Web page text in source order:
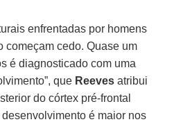
enfrentadas por homens
começam cedo. Quase um
é diagnosticado com uma
que Reeves atribui
do córtex pré-frontal
é maior nos